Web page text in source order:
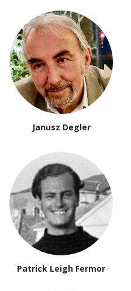
Janusz Degler
Patrick Leigh Fermor